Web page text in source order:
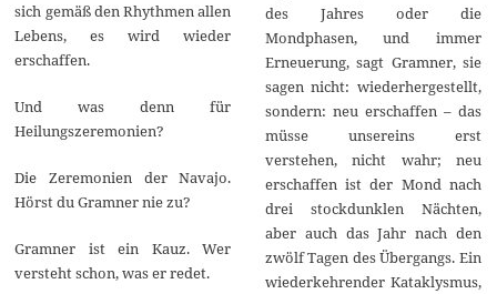
sich gemäß den Rhythmen allen
Lebens, es wird wieder
erschaffen.
Und was denn für
Heilungszeremonien?
Die Zeremonien der Navajo.
Hörst du Gramner nie zu?
Gramner ist ein Kauz. Wer
versteht schon, was er redet.
des Jahres oder die
Mondphasen, und immer
Erneuerung, sagt Gramner, sie
sagen nicht: wiederhergestellt,
sondern: neu erschaffen – das
müsse unsereins erst
verstehen, nicht wahr; neu
erschaffen ist der Mond nach
drei stockdunklen Nächten,
aber auch das Jahr nach den
zwölf Tagen des Übergangs. Ein
wiederkehrender Kataklysmus,